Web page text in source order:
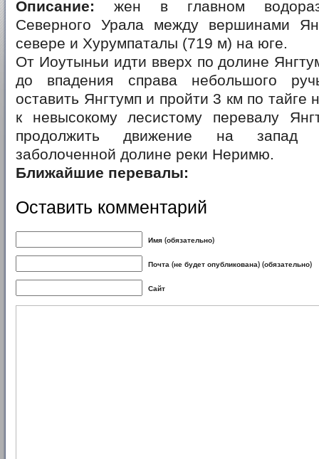
Описание: жен в главном
Северного Урала между вершинами
севере и Хурумпаталы (719 м) на юге.
От Иоутыньи идти вверх по долине
до впадения справа небольшого
оставить Янгтумп и пройти 3 км по тайге
к невысокому лесистому перевалу
продолжить движение на запад
заболоченной долине реки Неримю.
Ближайшие перевалы:
Оставить комментарий
Имя (обязательно)
Почта (не будет опубликована) (обязательно)
Сайт